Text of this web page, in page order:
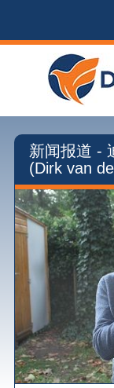
新闻报道 -
(Dirk van